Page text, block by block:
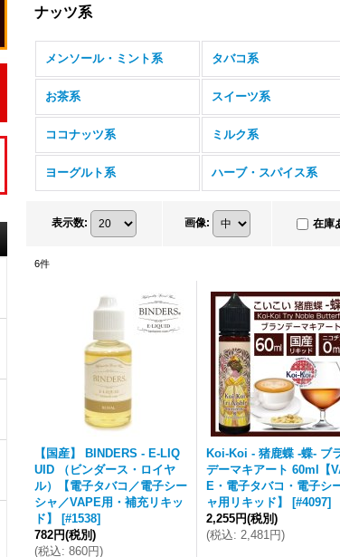
ナッツ系
メンソール・ミント系 タバコ系
お茶系 スイーツ系
ココナッツ系 ミルク系
ヨーグルト系 ハーブ・スパイス系
表示数: 画像: 在庫
6件
【国産】 BINDERS - E-LIQ
UID （ビンダース・ロイヤ
ル）【電子タバコ／電子シー
シャ／VAPE用・補充リキッ
ド】
[#1538]
782円(税別)
(税込: 860円)
Koi-Koi - 猪鹿蝶 -蝶- ブ
デーマキアート 60ml【
E・電子タバコ・電子シ
ャ用リキッド】
[#4097]
2,255円(税別)
(税込: 2,481円)